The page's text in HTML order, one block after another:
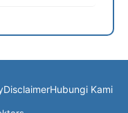
DisclaimerHubungi Kami